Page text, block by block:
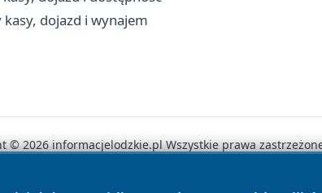
dojazd i wynajem
© 2026 informacjelodzkie.pl Wszystkie prawa